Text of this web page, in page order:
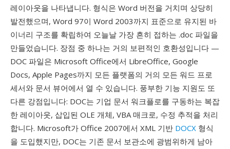
레이아웃을 나타냅니다. 형식은 Word 버전을 거치며 상당히
발전했으며, Word 97이 Word 2003까지 표준으로 유지된 바
이너리 구조를 확립하여 오늘날 가장 흔히 접하는 .doc 파일을
만들었습니다. 장점 중 하나는 거의 보편적인 호환성입니다 —
DOC 파일은 Microsoft Office에서 LibreOffice, Google
Docs, Apple Pages까지 모든 플랫폼의 거의 모든 워드 프로
세서와 문서 뷰어에서 열 수 있습니다. 풍부한 기능 지원도 또
다른 강점입니다: DOC는 기업 문서 워크플로를 구동하는 복잡
한 레이아웃, 삽입된 OLE 개체, VBA 매크로, 수정 추적을 처리
합니다. Microsoft가 Office 2007에서 XML 기반 DOCX 형식
을 도입했지만, DOC는 기존 문서 보관소에 광범위하게 남아